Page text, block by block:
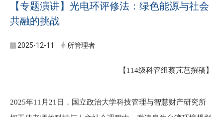
【专题演讲】光电环评修法：绿色能源与社会
共融的挑战
2025-12-11 所管理者
【114级科管组蔡芃芑撰稿】
2025年11月21日，国立政治大学科技管理与智慧财产研究所